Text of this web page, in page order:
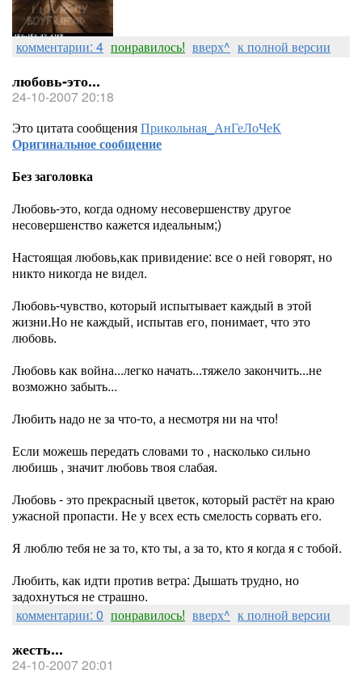
комментарии: 4 понравилось! вверх^ к полной версии
любовь-это...
24-10-2007 20:18
Это цитата сообщенияПрикольная_АнГеЛоЧеК
Оригинальное сообщение
Без заголовка
Любовь-это, когда одному несовершенству другое
несовершенство кажется идеальным;)
Настоящая любовь,как привидение: все о ней говорят, но
никто никогда не видел.
Любовь-чувство, который испытывает каждый в этой
жизни.Но не каждый, испытав его, понимает, что это
любовь.
Любовь как война...легко начать...тяжело закончить...не
возможно забыть...
Любить надо не за что-то, а несмотря ни на что!
Если можешь передать словами то , насколько сильно
любишь , значит любовь твоя слабая.
Любовь - это прекрасный цветок, который растёт на краю
ужасной пропасти. Не у всех есть смелость сорвать его.
Я люблю тебя не за то, кто ты, а за то, кто я когда я с тобой.
Любить, как идти против ветра: Дышать трудно, но
задохнуться не страшно.
комментарии: 0 понравилось! вверх^ к полной версии
жесть...
24-10-2007 20:01